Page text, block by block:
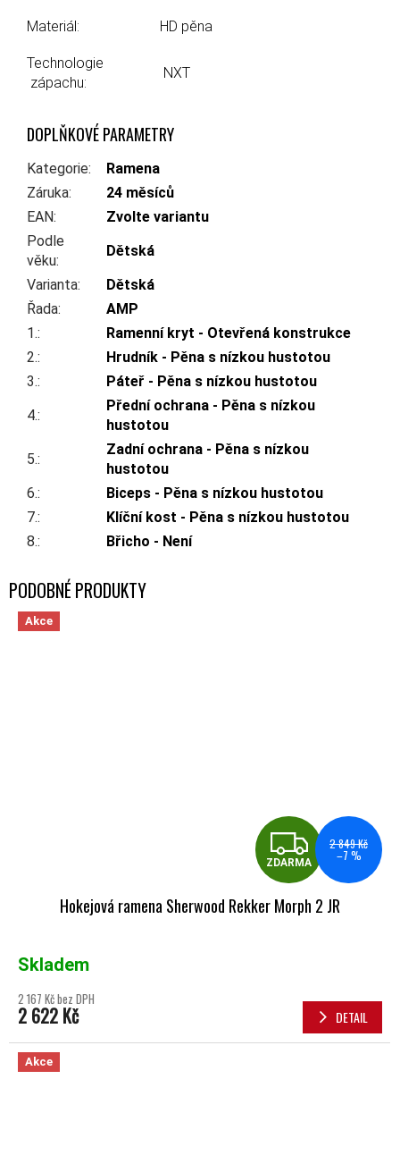
Materiál: HD pěna
Technologie
zápachu:
NXT
DOPLŇKOVÉ PARAMETRY
Kategorie:
Ramena
Záruka:
24 měsíců
EAN:
Zvolte variantu
Podle
věku:
Dětská
Varianta:
Dětská
Řada:
AMP
1.:
Ramenní kryt - Otevřená konstrukce
2.:
Hrudník - Pěna s nízkou hustotou
3.:
Páteř - Pěna s nízkou hustotou
4.:
Přední ochrana - Pěna s nízkou
hustotou
5.:
Zadní ochrana - Pěna s nízkou
hustotou
6.:
Biceps - Pěna s nízkou hustotou
7.:
Klíční kost - Pěna s nízkou hustotou
8.: Břicho - Není
Akce
ZDARMA
2 849 Kč
–7 %
Hokejová ramena Sherwood Rekker Morph 2 JR
Skladem
2 167 Kč bez DPH
2 622 Kč DETAIL
Akce